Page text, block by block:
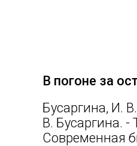
В погоне за
Бусаргина, И.
В. Бусаргина. -
Современная